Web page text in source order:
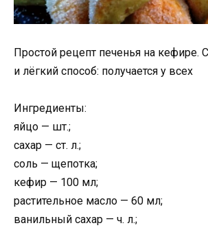
Простой рецепт печенья на
и лёгкий способ: получается у всех
Ингредиенты:
яйцо — шт.;
сахар — ст. л.;
соль — щепотка;
кефир — 100 мл;
растительное масло — 60 мл;
ванильный сахар — ч. л.;